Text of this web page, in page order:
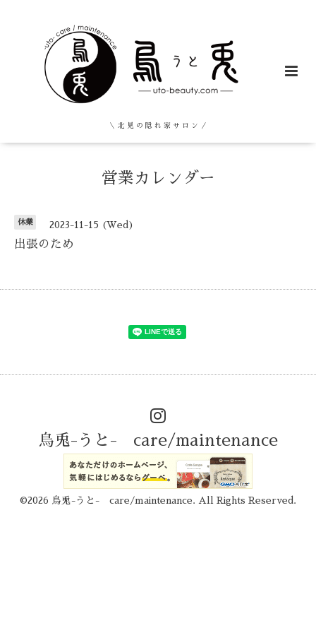
＼ 北 見 の 隠 れ 家 サ ロ ン ／
営業カレンダー
休業 2023-11-15 (Wed)
出張のため
烏兎-うと- care/maintenance
©2026 烏兎-うと- care/maintenance . All Rights Reserved.